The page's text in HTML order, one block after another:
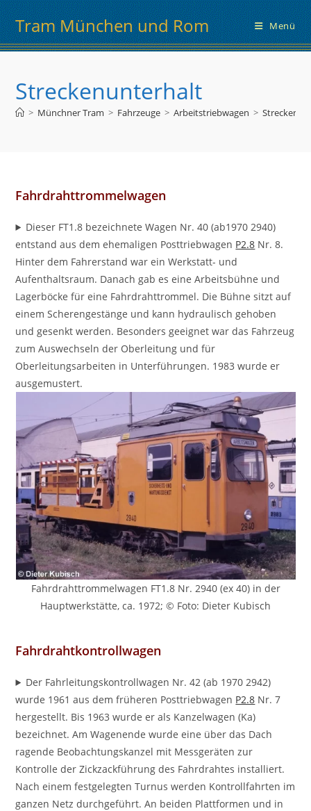
Zum
Inhalt
springen
Tram München und Rom Menü
Streckenunterhalt
> Münchner Tram > Fahrzeuge > Arbeitstriebwagen >
Fahrdrahttrommelwagen
Dieser FT1.8 bezeichnete Wagen Nr. 40 (ab1970 2940)
entstand aus dem ehemaligen Posttriebwagen P2.8 Nr. 8.
Hinter dem Fahrerstand war ein Werkstatt- und
Aufenthaltsraum. Danach gab es eine Arbeitsbühne und
Lagerböcke für eine Fahrdrahttrommel. Die Bühne sitzt auf
einem Scherengestänge und kann hydraulisch gehoben
und gesenkt werden. Besonders geeignet war das Fahrzeug
zum Auswechseln der Oberleitung und für
Oberleitungsarbeiten in Unterführungen. 1983 wurde er
ausgemustert.
Fahrdrahttrommelwagen FT1.8 Nr. 2940 (ex 40) in der
Hauptwerkstätte, ca. 1972; © Foto: Dieter Kubisch
Fahrdrahtkontrollwagen
Der Fahrleitungskontrollwagen Nr. 42 (ab 1970 2942)
wurde 1961 aus dem früheren Posttriebwagen P2.8 Nr. 7
hergestellt. Bis 1963 wurde er als Kanzelwagen (Ka)
bezeichnet. Am Wagenende wurde eine über das Dach
ragende Beobachtungskanzel mit Messgeräten zur
Kontrolle der Zickzackführung des Fahrdrahtes installiert.
Nach einem festgelegten Turnus werden Kontrollfahrten im
ganzen Netz durchgeführt. An beiden Plattformen und in